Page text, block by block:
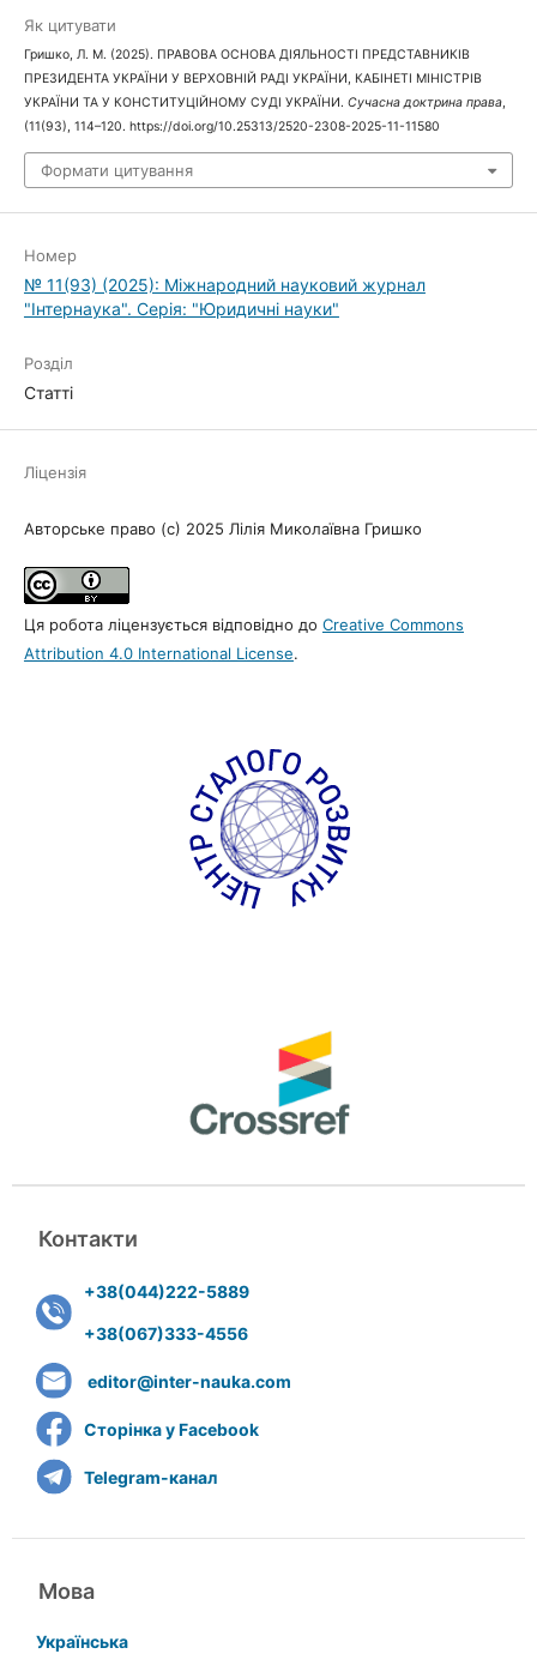
Як цитувати
Гришко, Л. М. (2025). ПРАВОВА ОСНОВА ДІЯЛЬНОСТІ ПРЕДСТАВНИКІВ
ПРЕЗИДЕНТА УКРАЇНИ У ВЕРХОВНІЙ РАДІ УКРАЇНИ, КАБІНЕТІ МІНІСТРІВ
УКРАЇНИ ТА У КОНСТИТУЦІЙНОМУ СУДІ УКРАЇНИ. Сучасна доктрина права,
(11(93), 114–120. https://doi.org/10.25313/2520-2308-2025-11-11580
Формати цитування
Номер
№ 11(93) (2025): Міжнародний науковий журнал
"Інтернаука". Серія: "Юридичні науки"
Розділ
Статті
Ліцензія
Авторське право (c) 2025 Лілія Миколаївна Гришко
Ця робота ліцензується відповідно до Creative Commons
Attribution 4.0 International License.
Контакти
+38(044)222-5889
+38(067)333-4556
editor@inter-nauka.com
Сторінка у Facebook
Telegram-канал
Мова
Українська